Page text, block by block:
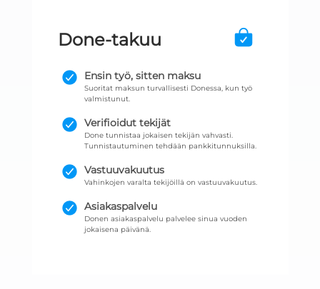
Done-takuu
Ensin työ, sitten maksu
Suoritat maksun turvallisesti Donessa, kun työ
valmistunut.
Verifioidut tekijät
Done tunnistaa jokaisen tekijän vahvasti.
Tunnistautuminen tehdään pankkitunnuksilla.
Vastuuvakuutus
Vahinkojen varalta tekijöillä on vastuuvakuutus.
Asiakaspalvelu
Donen asiakaspalvelu palvelee sinua vuoden
jokaisena päivänä.